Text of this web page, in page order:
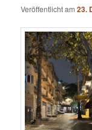
Veröffentlicht am23.